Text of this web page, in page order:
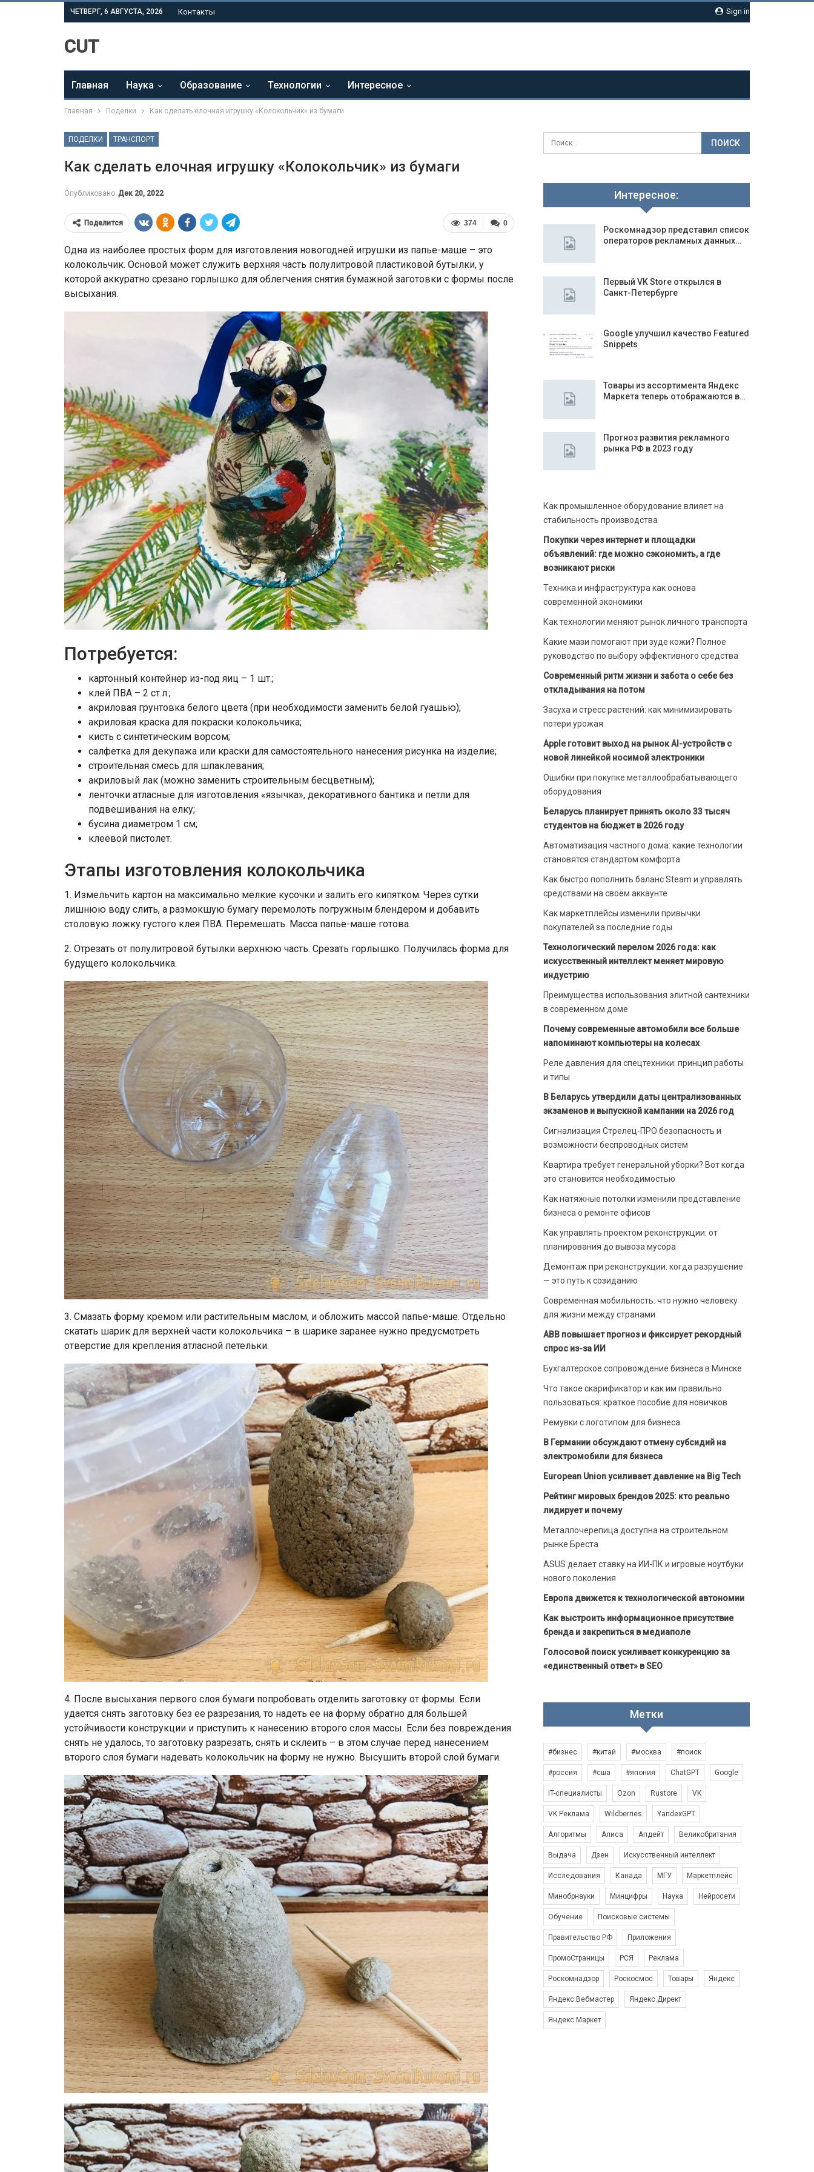
Sign in
ЧЕТВЕРГ, 6 АВГУСТА, 2026 Контакты
CUT
Главная Наука Образование Технологии Интересное
Главная Поделки Как сделать елочная игрушку «Колокольчик» из бумаги
ПОДЕЛКИ ТРАНСПОРТ
Как сделать елочная игрушку «Колокольчик» из бумаги
Опубликовано Дек 20, 2022
0
374
Поделится
Одна из наиболее простых форм для изготовления новогодней игрушки из папье-маше – это
колокольчик. Основой может служить верхняя часть полулитровой пластиковой бутылки, у
которой аккуратно срезано горлышко для облегчения снятия бумажной заготовки с формы после
высыхания.
Потребуется:
картонный контейнер из-под яиц – 1 шт.;
клей ПВА – 2 ст.л.;
акриловая грунтовка белого цвета (при необходимости заменить белой гуашью);
акриловая краска для покраски колокольчика;
кисть с синтетическим ворсом;
салфетка для декупажа или краски для самостоятельного нанесения рисунка на изделие;
строительная смесь для шпаклевания;
акриловый лак (можно заменить строительным бесцветным);
ленточки атласные для изготовления «язычка», декоративного бантика и петли для
подвешивания на елку;
бусина диаметром 1 см;
клеевой пистолет.
Этапы изготовления колокольчика
1. Измельчить картон на максимально мелкие кусочки и залить его кипятком. Через сутки
лишнюю воду слить, а размокшую бумагу перемолоть погружным блендером и добавить
столовую ложку густого клея ПВА. Перемешать. Масса папье-маше готова.
2. Отрезать от полулитровой бутылки верхнюю часть. Срезать горлышко. Получилась форма для
будущего колокольчика.
3. Смазать форму кремом или растительным маслом, и обложить массой папье-маше. Отдельно
скатать шарик для верхней части колокольчика – в шарике заранее нужно предусмотреть
отверстие для крепления атласной петельки.
4. После высыхания первого слоя бумаги попробовать отделить заготовку от формы. Если
удается снять заготовку без ее разрезания, то надеть ее на форму обратно для большей
устойчивости конструкции и приступить к нанесению второго слоя массы. Если без повреждения
снять не удалось, то заготовку разрезать, снять и склеить – в этом случае перед нанесением
второго слоя бумаги надевать колокольчик на форму не нужно. Высушить второй слой бумаги.
Интересное:
Роскомнадзор представил список
операторов рекламных данных…
Первый VK Store открылся в
Санкт-Петербурге
Google улучшил качество Featured
Snippets
Товары из ассортимента Яндекс
Маркета теперь отображаются в…
Прогноз развития рекламного
рынка РФ в 2023 году
Как промышленное оборудование влияет на
стабильность производства
Покупки через интернет и площадки
объявлений: где можно сэкономить, а где
возникают риски
Техника и инфраструктура как основа
современной экономики
Как технологии меняют рынок личного транспорта
Какие мази помогают при зуде кожи? Полное
руководство по выбору эффективного средства
Современный ритм жизни и забота о себе без
откладывания на потом
Засуха и стресс растений: как минимизировать
потери урожая
Apple готовит выход на рынок AI-устройств с
новой линейкой носимой электроники
Ошибки при покупке металлообрабатывающего
оборудования
Беларусь планирует принять около 33 тысяч
студентов на бюджет в 2026 году
Автоматизация частного дома: какие технологии
становятся стандартом комфорта
Как быстро пополнить баланс Steam и управлять
средствами на своём аккаунте
Как маркетплейсы изменили привычки
покупателей за последние годы
Технологический перелом 2026 года: как
искусственный интеллект меняет мировую
индустрию
Преимущества использования элитной сантехники
в современном доме
Почему современные автомобили все больше
напоминают компьютеры на колесах
Реле давления для спецтехники: принцип работы
и типы
В Беларусь утвердили даты централизованных
экзаменов и выпускной кампании на 2026 год
Сигнализация Стрелец-ПРО безопасность и
возможности беспроводных систем
Квартира требует генеральной уборки? Вот когда
это становится необходимостью
Как натяжные потолки изменили представление
бизнеса о ремонте офисов
Как управлять проектом реконструкции: от
планирования до вывоза мусора
Демонтаж при реконструкции: когда разрушение
— это путь к созиданию
Современная мобильность: что нужно человеку
для жизни между странами
ABB повышает прогноз и фиксирует рекордный
спрос из-за ИИ
Бухгалтерское сопровождение бизнеса в Минске
Что такое скарификатор и как им правильно
пользоваться: краткое пособие для новичков
Ремувки с логотипом для бизнеса
В Германии обсуждают отмену субсидий на
электромобили для бизнеса
European Union усиливает давление на Big Tech
Рейтинг мировых брендов 2025: кто реально
лидирует и почему
Металлочерепица доступна на строительном
рынке Бреста
ASUS делает ставку на ИИ-ПК и игровые ноутбуки
нового поколения
Европа движется к технологической автономии
Как выстроить информационное присутствие
бренда и закрепиться в медиаполе
Голосовой поиск усиливает конкуренцию за
«единственный ответ» в SEO
Метки
#бизнес #китай #москва #поиск
#россия #сша #япония ChatGPT Google
IT-специалисты Ozon Rustore VK
VK Реклама Wildberries YandexGPT
Алгоритмы Алиса Апдейт Великобритания
Выдача Дзен Искусственный интеллект
Исследования Канада МГУ Маркетплейс
Минобрнауки Минцифры Наука Нейросети
Обучение Поисковые системы
Правительство РФ Приложения
ПромоСтраницы РСЯ Реклама
Роскомнадзор Роскосмос Товары Яндекс
Яндекс.Вебмастер Яндекс.Директ
Яндекс.Маркет